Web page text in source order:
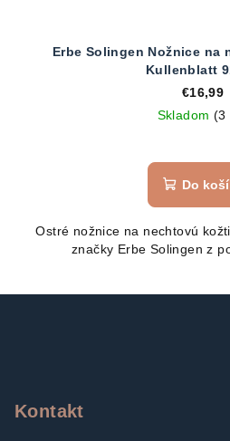
Erbe Solingen Nožnice na
Kullenblatt
€16,99
Skladom (3
Do
Ostré nožnice na nechtovú
značky Erbe Solingen z
Kontakt